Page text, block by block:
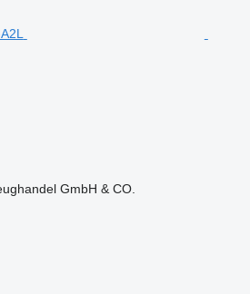
GmbH & CO.